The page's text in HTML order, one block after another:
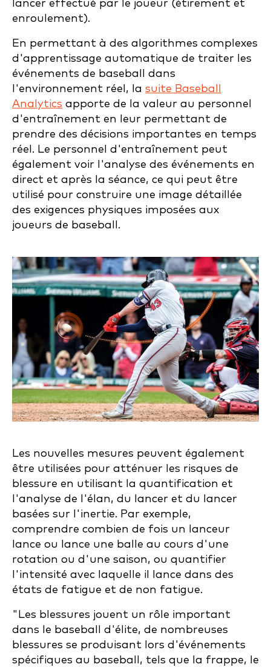
lancer effectué par le joueur (étirement et
enroulement).
En permettant à des algorithmes complexes
d'apprentissage automatique de traiter les
événements de baseball dans
l'environnement réel, la suite Baseball
Analytics apporte de la valeur au personnel
d'entraînement en leur permettant de
prendre des décisions importantes en temps
réel. Le personnel d'entraînement peut
également voir l'analyse des événements en
direct et après la séance, ce qui peut être
utilisé pour construire une image détaillée
des exigences physiques imposées aux
joueurs de baseball.
Les nouvelles mesures peuvent également
être utilisées pour atténuer les risques de
blessure en utilisant la quantification et
l'analyse de l'élan, du lancer et du lancer
basées sur l'inertie. Par exemple,
comprendre combien de fois un lanceur
lance ou lance une balle au cours d'une
rotation ou d'une saison, ou quantifier
l'intensité avec laquelle il lance dans des
états de fatigue et de non fatigue.
"Les blessures jouent un rôle important
dans le baseball d'élite, de nombreuses
blessures se produisant lors d'événements
spécifiques au baseball, tels que la frappe, le